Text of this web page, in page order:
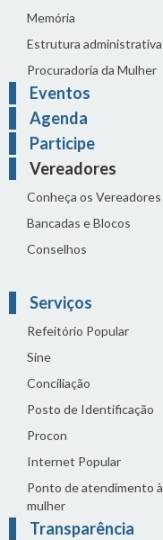
Memória
Estrutura administrativa
Procuradoria da Mulher
Eventos
Agenda
Participe
Vereadores
Conheça os Vereadores
Bancadas e Blocos
Conselhos
Serviços
Refeitório Popular
Sine
Conciliação
Posto de Identificação
Procon
Internet Popular
Ponto de atendimento à
mulher
Transparência